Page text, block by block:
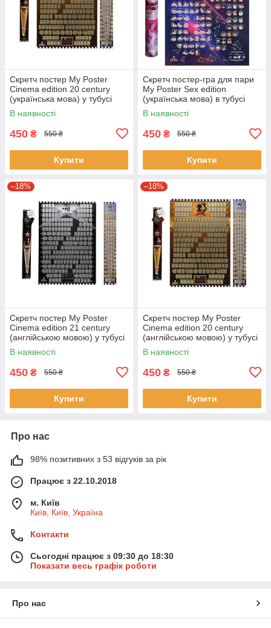
Скретч постер My Poster
Cinema edition 20 century
(українська мова) у тубусі
В наявності
450 ₴ 550 ₴
Купити
Скретч постер-гра для пари
My Poster Sex edition
(українська мова) в тубусі
В наявності
450 ₴ 550 ₴
Купити
–18%
Скретч постер My Poster
Cinema edition 21 century
(англійською мовою) у тубусі
В наявності
450 ₴ 550 ₴
Купити
–18%
Скретч постер My Poster
Cinema edition 20 century
(англійською мовою) у тубусі
В наявності
450 ₴ 550 ₴
Купити
Про нас
98% позитивних з 53 відгуків за рік
Працює з 22.10.2018
м. Київ
Київ, Київ, Україна
Контакти
Сьогодні працює з 09:30 до 18:30
Показати весь графік роботи
Про нас